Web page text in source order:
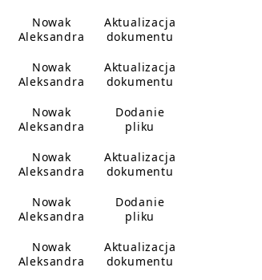
Nowak
Aleksandra
Aktualizacja
dokumentu
Nowak
Aleksandra
Aktualizacja
dokumentu
Nowak
Aleksandra
Dodanie
pliku
Nowak
Aleksandra
Aktualizacja
dokumentu
Nowak
Aleksandra
Dodanie
pliku
Nowak
Aleksandra
Aktualizacja
dokumentu